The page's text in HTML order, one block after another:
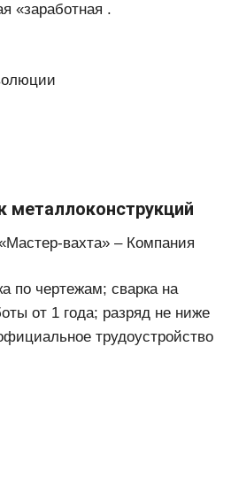
«заработная .
металлоконструкций
вахта» – Компания
по чертежам; сварка на
от 1 года; разряд не ниже
трудоустройство